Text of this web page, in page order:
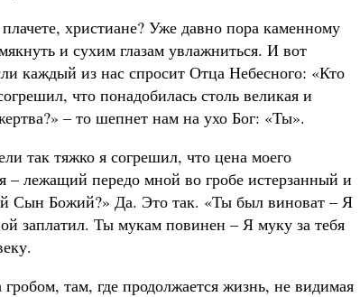
христиане? Уже давно пора каменному
и сухим глазам увлажниться. И вот
каждый из нас спросит Отца Небесного: «Кто
что понадобилась столь великая и
– то шепнет нам на ухо Бог: «Ты».
так тяжко я согрешил, что цена моего
– лежащий передо мной во гробе истерзанный и
Сын Божий?» Да. Это так. «Ты был виноват – Я
заплатил. Ты мукам повинен – Я муку за тебя
там, где продолжается жизнь, не видимая